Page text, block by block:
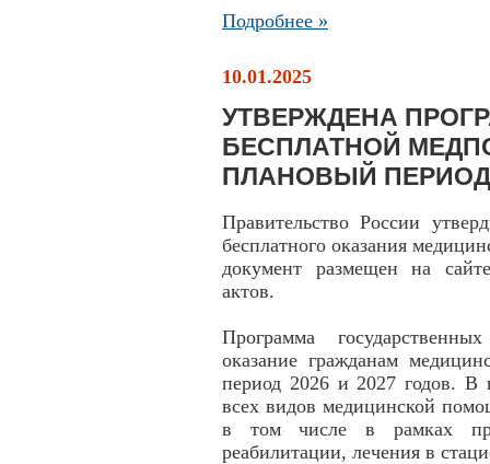
Подробнее »
10.01.2025
УТВЕРЖДЕНА
БЕСПЛАТНОЙ
ПЛАНОВЫЙ ПЕРИОД
Правительство России
бесплатного оказания
документ размещен на
актов.
Программа
оказание гражданам
период 2026 и 2027 годов. В
всех видов медицинской
в том числе в рамках
реабилитации, лечения в